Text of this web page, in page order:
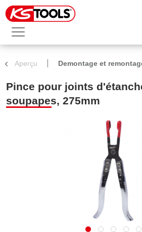
Aperçu Demontage et
Pince pour joints
soupapes, 275mm